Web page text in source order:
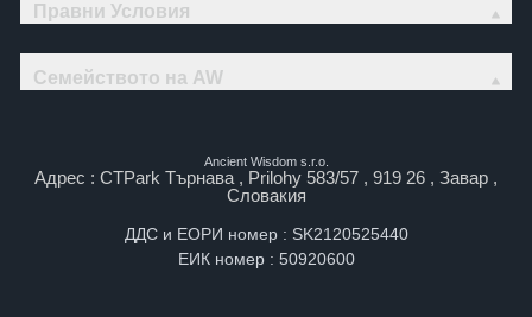
Правни Условия
Семейството на AW
Ancient Wisdom s.r.o.
Адрес : CTPark Търнава , Prilohy 583/57 , 919 26 , Завар ,
Словакия
ДДС и ЕОРИ номер : SK2120525440
ЕИК номер : 50920600